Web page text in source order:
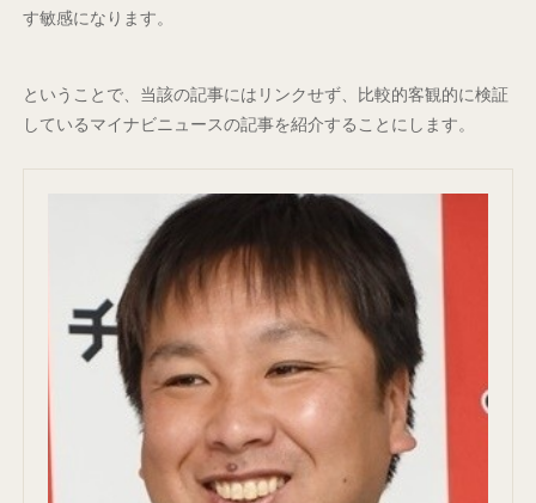
す敏感になります。
ということで、当該の記事にはリンクせず、比較的客観的に検証
しているマイナビニュースの記事を紹介することにします。